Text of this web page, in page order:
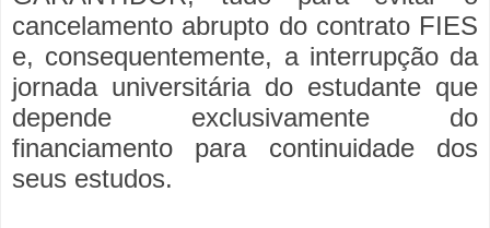
cancelamento abrupto do contrato FIES
e, consequentemente, a interrupção da
jornada universitária do estudante que
depende exclusivamente do
financiamento para continuidade dos
seus estudos.